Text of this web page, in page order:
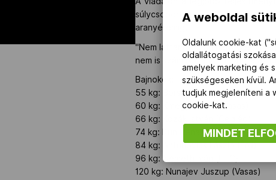
súlycsoportjában (60 kg),
aranyéremig.
"Nem láttam igazán nagyszerű
nem is számítottam" - mondta az
Bajnokok:
55 kg: Borsós Dávid (Kaposvár)
60 kg: Kmegy Dániel (Vasas)
66 kg: Kozák István (Cegléd)
74 kg: Kun Renátó (FTC)
84 kg: Antunovics László (Érd)
96 kg: Németh Iván (FTC)
120 kg: Nunajev Juszup (Vasas)
A weboldal
Oldalunk cookie-kat
oldallátogatási
amelyek marketing és
szükségeseken kívül.
tudjuk megjeleníteni a
cookie-kat.
MINDET